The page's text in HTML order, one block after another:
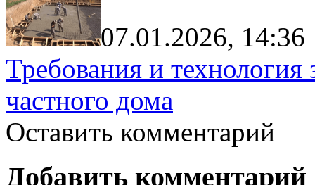
07.01.2026, 14:36
Требования и технология
частного дома
Оставить комментарий
Добавить комментарий